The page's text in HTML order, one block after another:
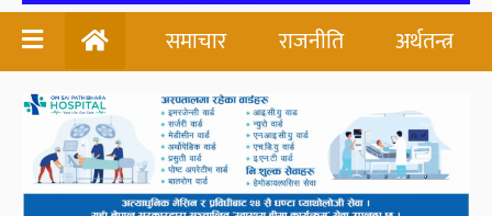
समाचार राजनीति अर्थतन्त्र